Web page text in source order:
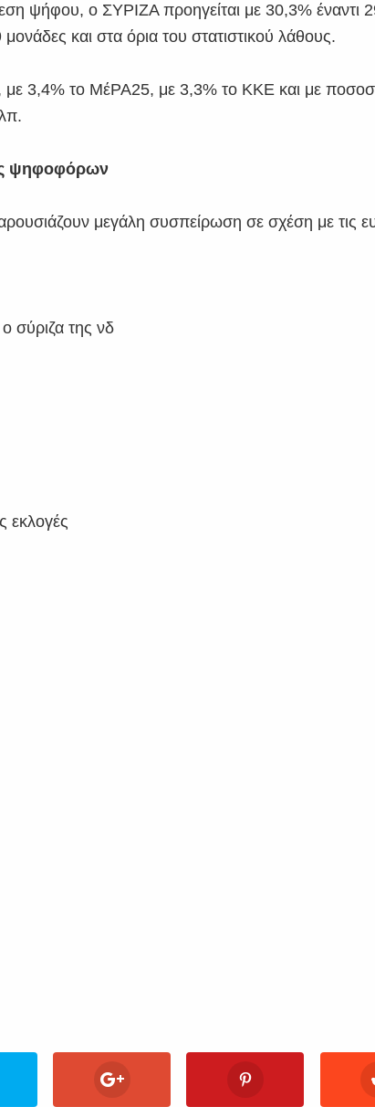
ψήφου, ο ΣΥΡΙΖΑ προηγείται με 30,3% έναντι
και στα όρια του στατιστικού λάθους.
με 3,4% το ΜέΡΑ25, με 3,3% το ΚΚΕ και με
ψηφοφόρων
μεγάλη συσπείρωση σε σχέση με τις